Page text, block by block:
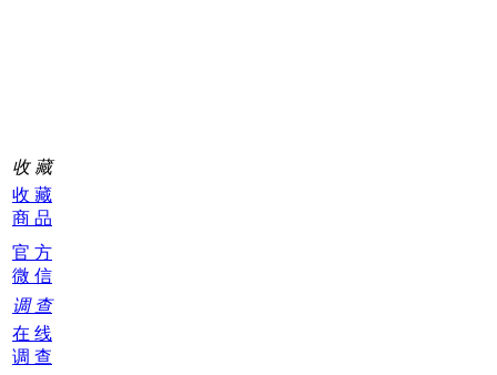
收 藏
收 藏
商 品
官 方
微 信
调 查
在 线
调 查